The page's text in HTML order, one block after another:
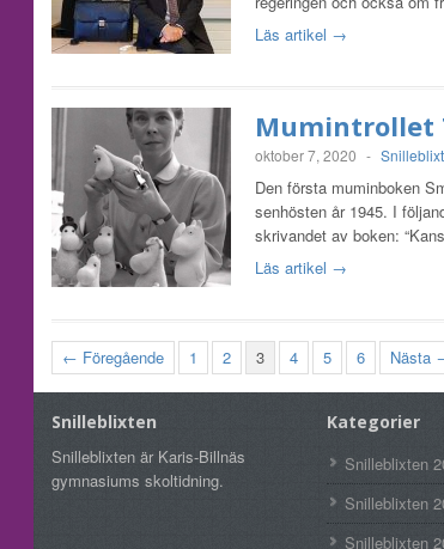
Läs artikel →
Mumintrollet
oktober 7, 2020 -
Den första muminboken
senhösten år 1945. I
skrivandet av boken:
Läs artikel →
← Föregående 1 2 3 4 5 6 Nästa
Snilleblixten
Snilleblixten är Karis-Billnäs
gymnasiums skoltidning.
Kategorier
Snilleblixten
Snilleblixten
Snilleblixten